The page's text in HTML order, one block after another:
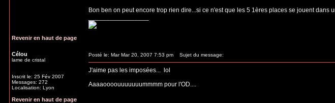
Bon ben on peut encore trop rien dire...si ce n'est que les 5 1ères places se jouent dans
Revenir en haut de page
Célou
lame de cristal
Inscrit le: 25 Fév 2007
Messages: 272
Localisation: Lyon
Posté le: Mar Mar 20, 2007 7:53 pm Sujet du message:
J'aime pas les imposées...
lol
Aaaaoooouuuuuuummmm pour l'OD....
Revenir en haut de page